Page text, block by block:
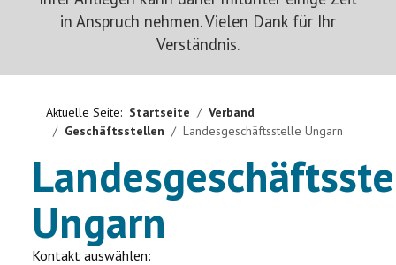
in Anspruch nehmen. Vielen Dank für Ihr
Verständnis.
Aktuelle Seite: Startseite
Verband
Geschäftsstellen
Landesgeschäftsstelle Ungarn
Ungarn
Kontakt auswählen: